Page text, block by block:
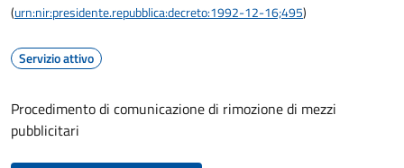
(urn:nir:presidente.repubblica:decreto:1992-12-16;495)
Servizio attivo
Procedimento di comunicazione di rimozione di mezzi
pubblicitari